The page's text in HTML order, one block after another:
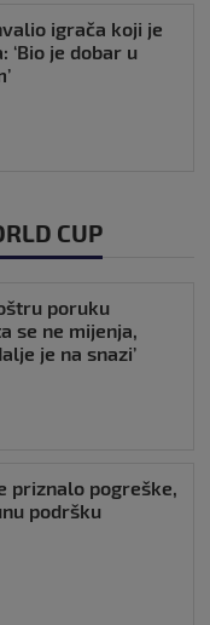
igrača koji je
‘Bio je dobar u
CUP
poruku
se ne mijenja,
je na snazi’
priznalo pogreške,
podršku